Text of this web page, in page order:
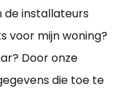
installateurs
voor mijn woning?
Door onze
die toe te